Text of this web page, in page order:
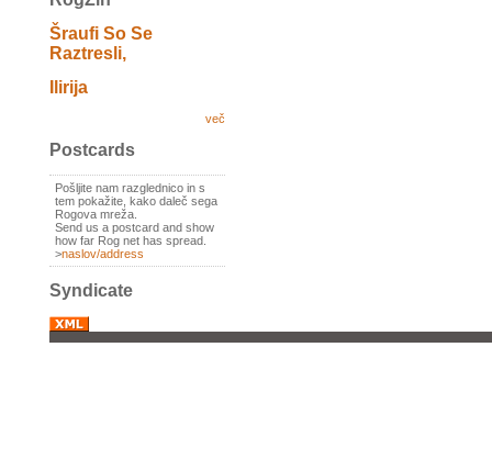
Šraufi So Se
Raztresli,
Ilirija
več
Postcards
Pošljite nam razglednico in s
tem pokažite, kako daleč sega
Rogova mreža.
Send us a postcard and show
how far Rog net has spread.
>naslov/address
Syndicate